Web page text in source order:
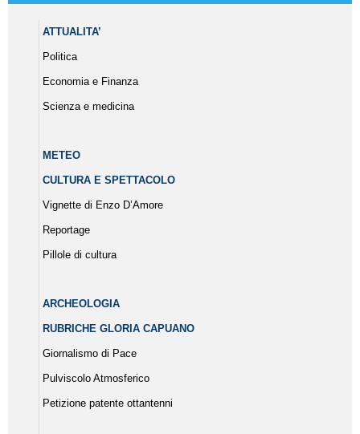
ATTUALITA’
Politica
Economia e Finanza
Scienza e medicina
METEO
CULTURA E SPETTACOLO
Vignette di Enzo D’Amore
Reportage
Pillole di cultura
ARCHEOLOGIA
RUBRICHE GLORIA CAPUANO
Giornalismo di Pace
Pulviscolo Atmosferico
Petizione patente ottantenni